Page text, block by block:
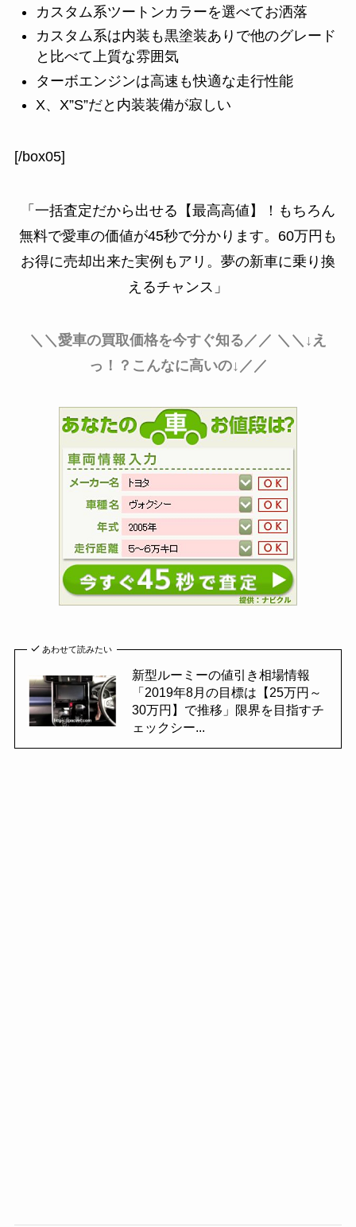
カスタム系ツートンカラーを選べてお洒落
カスタム系は内装も黒塗装ありで他のグレード
と比べて上質な雰囲気
ターボエンジンは高速も快適な走行性能
X、X”S”だと内装装備が寂しい
[/box05]
「一括査定だから出せる【最高高値】！もちろん
無料で愛車の価値が45秒で分かります。60万円も
お得に売却出来た実例もアリ。夢の新車に乗り換
えるチャンス」
＼＼愛車の買取価格を今すぐ知る／／ ＼＼↓え
っ！？こんなに高いの↓／／
あわせて読みたい
新型ルーミーの値引き相場情報
「2019年8月の目標は【25万円～
30万円】で推移」限界を目指すチ
ェックシー...